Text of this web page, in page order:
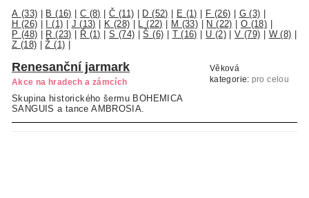
A (33) B (16) C (8) |Č (11) D (52) E (1) F (26) G (3)
H (26)
I (1) J (13) K (28) L (22) M (33) N (22) O (18)
P (48)
R (23) Ř (1) |S (74) |Š (6) T (16) U (2)|V (79) W (8)
Z (18) |Ž (1)
Renesanční jarmark
Akce na hradech a zámcích
Skupina historického šermu BOHEMICA
SANGUIS a tance AMBROSIA.
Věková
kategorie: pro celou